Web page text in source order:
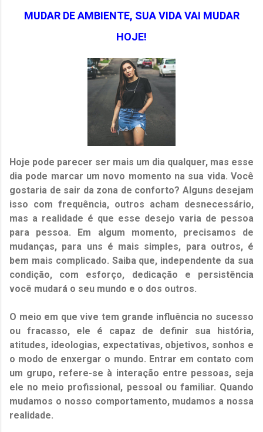
MUDAR DE AMBIENTE, SUA VIDA VAI MUDAR
HOJE!
Hoje pode parecer ser mais um dia qualquer, mas esse
dia pode marcar um novo momento na sua vida. Você
gostaria de sair da zona de conforto? Alguns desejam
isso com frequência, outros acham desnecessário,
mas a realidade é que esse desejo varia de pessoa
para pessoa. Em algum momento, precisamos de
mudanças, para uns é mais simples, para outros, é
bem mais complicado. Saiba que, independente da sua
condição, com esforço, dedicação e persistência
você mudará o seu mundo e o dos outros.
O meio em que vive tem grande influência no sucesso
ou fracasso, ele é capaz de definir sua história,
atitudes, ideologias, expectativas, objetivos, sonhos e
o modo de enxergar o mundo. Entrar em contato com
um grupo, refere-se à interação entre pessoas, seja
ele no meio profissional, pessoal ou familiar. Quando
mudamos o nosso comportamento, mudamos a nossa
realidade.